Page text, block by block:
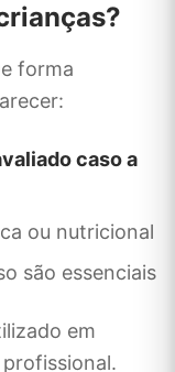
forma
caso a
ou nutricional
são essenciais
em